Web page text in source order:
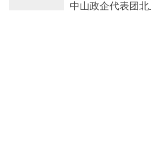
中山政企代表团北